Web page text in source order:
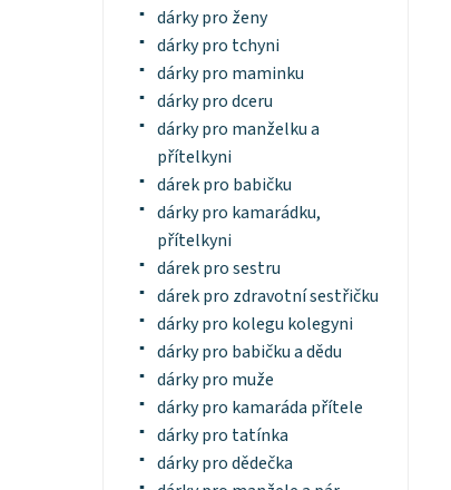
dárky pro ženy
dárky pro tchyni
dárky pro maminku
dárky pro dceru
dárky pro manželku a
přítelkyni
dárek pro babičku
dárky pro kamarádku,
přítelkyni
dárek pro sestru
dárek pro zdravotní sestřičku
dárky pro kolegu kolegyni
dárky pro babičku a dědu
dárky pro muže
dárky pro kamaráda přítele
dárky pro tatínka
dárky pro dědečka